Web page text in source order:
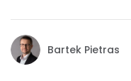
Bartek Pietras